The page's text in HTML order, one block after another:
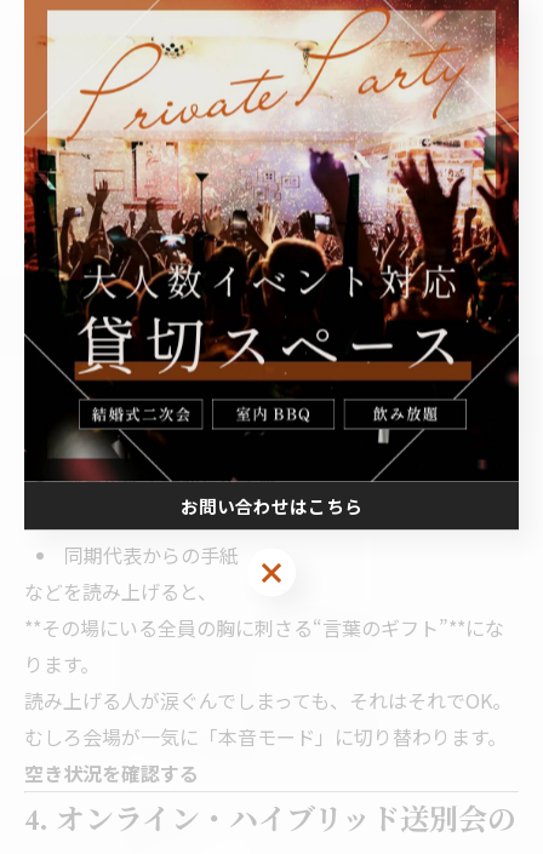
例）
主役にまつわる「○×クイズ」
「このエピソード、どこまでが本当？」クイズ
チーム対抗ビンゴ大会（景品あり）
ポイントは、
**“ガチの勝ち負けよりも、笑いと一体感重視”**にする
こと。
主役本人が「いじられても笑えるキャラ」なら、
主役ネタ中心のクイズも盛り上がります。
3-6. 手紙朗読（ガチで泣かせにいくなら）
ガチ泣き路線でいきたい幹事さんにおすすめなのが、
手紙の朗読。
部署の代表者からの手紙
主役の部下・後輩からの手紙
同期代表からの手紙
などを読み上げると、
**その場にいる全員の胸に刺さる“言葉のギフト”**にな
ります。
読み上げる人が涙ぐんでしまっても、それはそれでOK。
むしろ会場が一気に「本音モード」に切り替わります。
空き状況を確認する
4. オンライン・ハイブリッド送別会の
お問い合わせはこちら